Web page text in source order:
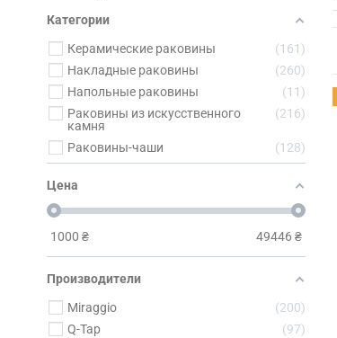
Категории
Керамические раковины
161
Накладные раковины
260
Напольные раковины
11
Раковины из искусственного
камня
216
Раковины-чаши 128
Цена
1000 ₴ 49446 ₴
Производители
Miraggio
200
Q-Tap
97